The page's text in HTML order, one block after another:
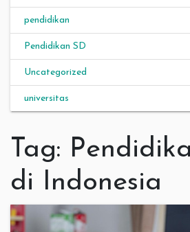
pendidikan
Pendidikan SD
Uncategorized
universitas
Tag:
di Indonesia